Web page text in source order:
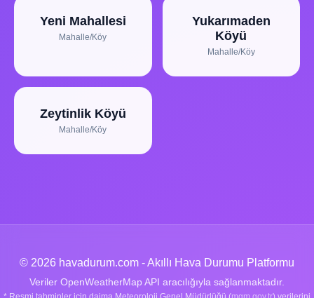
Yeni Mahallesi
Mahalle/Köy
Yukarımaden
Köyü
Mahalle/Köy
Zeytinlik Köyü
Mahalle/Köy
© 2026 havadurum.com - Akıllı Hava Durumu Platformu
Veriler OpenWeatherMap API aracılığıyla sağlanmaktadır.